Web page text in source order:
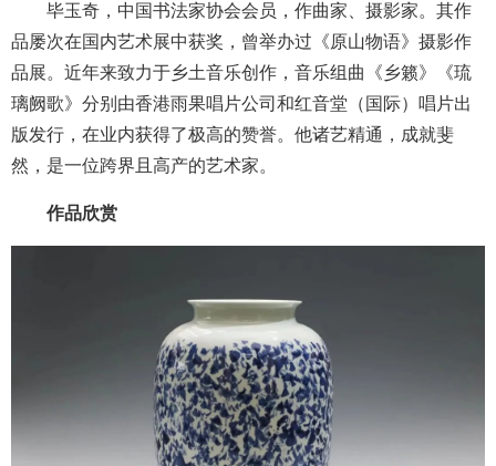
毕玉奇，中国书法家协会会员，作曲家、摄影家。其作
品屡次在国内艺术展中获奖，曾举办过《原山物语》摄影作
品展。近年来致力于乡土音乐创作，音乐组曲《乡籁》《琉
璃阙歌》分别由香港雨果唱片公司和红音堂（国际）唱片出
版发行，在业内获得了极高的赞誉。他诸艺精通，成就斐
然，是一位跨界且高产的艺术家。
作品欣赏